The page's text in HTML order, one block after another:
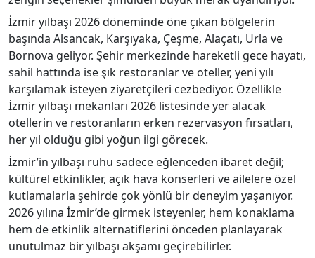
İzmir yılbaşı 2026 döneminde öne çıkan bölgelerin
başında Alsancak, Karşıyaka, Çeşme, Alaçatı, Urla ve
Bornova geliyor. Şehir merkezinde hareketli gece hayatı,
sahil hattında ise şık restoranlar ve oteller, yeni yılı
karşılamak isteyen ziyaretçileri cezbediyor. Özellikle
İzmir yılbaşı mekanları 2026 listesinde yer alacak
otellerin ve restoranların erken rezervasyon fırsatları,
her yıl olduğu gibi yoğun ilgi görecek.
İzmir’in yılbaşı ruhu sadece eğlenceden ibaret değil;
kültürel etkinlikler, açık hava konserleri ve ailelere özel
kutlamalarla şehirde çok yönlü bir deneyim yaşanıyor.
2026 yılına İzmir’de girmek isteyenler, hem konaklama
hem de etkinlik alternatiflerini önceden planlayarak
unutulmaz bir yılbaşı akşamı geçirebilirler.